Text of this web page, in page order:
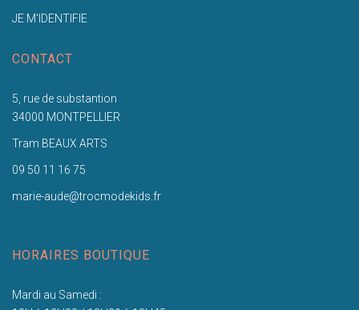
JE M'IDENTIFIE
CONTACT
5, rue de substantion
34000 MONTPELLIER
Tram BEAUX ARTS
09 50 11 16 75
marie-aude@trocmodekids.fr
HORAIRES BOUTIQUE
Mardi au Samedi :